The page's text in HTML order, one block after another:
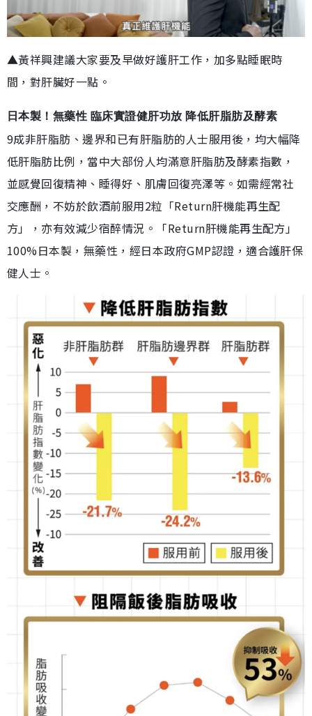
▲黃祥興建議大家要及早做好護肝工作，加多點睡眠時
間，對肝臟好一點。
日本製！無藥性 臨床實證健肝功放 降低肝脂肪及酵素
9成非肝脂肪、邊界和已有肝脂肪的人士服用後，均大幅降
低肝脂肪比例，當中大部份人均滿意肝脂肪及酵素指數，
並感覺回復精神、睡得好、肌膚回復亮澤等。如需經常社
交應酬，不妨於飲酒前服用2粒「Return肝機能再生配
方」，亦有效減少宿醉情況。「Return肝機能再生配方」
100%日本製，無藥性，經日本政府GMP認證，適合護肝保
健人士。